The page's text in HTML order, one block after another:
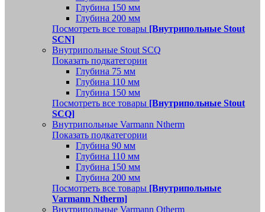
Глубина 150 мм
Глубина 200 мм
Посмотреть все товары [Внутрипольные Stout
SCN]
Внутрипольные Stout SCQ
Показать подкатегории
Глубина 75 мм
Глубина 110 мм
Глубина 150 мм
Посмотреть все товары [Внутрипольные Stout
SCQ]
Внутрипольные Varmann Ntherm
Показать подкатегории
Глубина 90 мм
Глубина 110 мм
Глубина 150 мм
Глубина 200 мм
Посмотреть все товары [Внутрипольные
Varmann Ntherm]
Внутрипольные Varmann Qtherm